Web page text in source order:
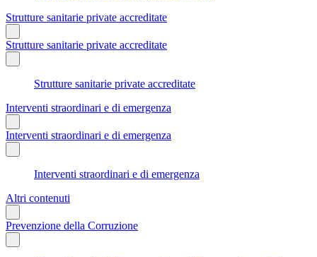
Strutture sanitarie private accreditate
Strutture sanitarie private accreditate
Strutture sanitarie private accreditate
Interventi straordinari e di emergenza
Interventi straordinari e di emergenza
Interventi straordinari e di emergenza
Altri contenuti
Prevenzione della Corruzione